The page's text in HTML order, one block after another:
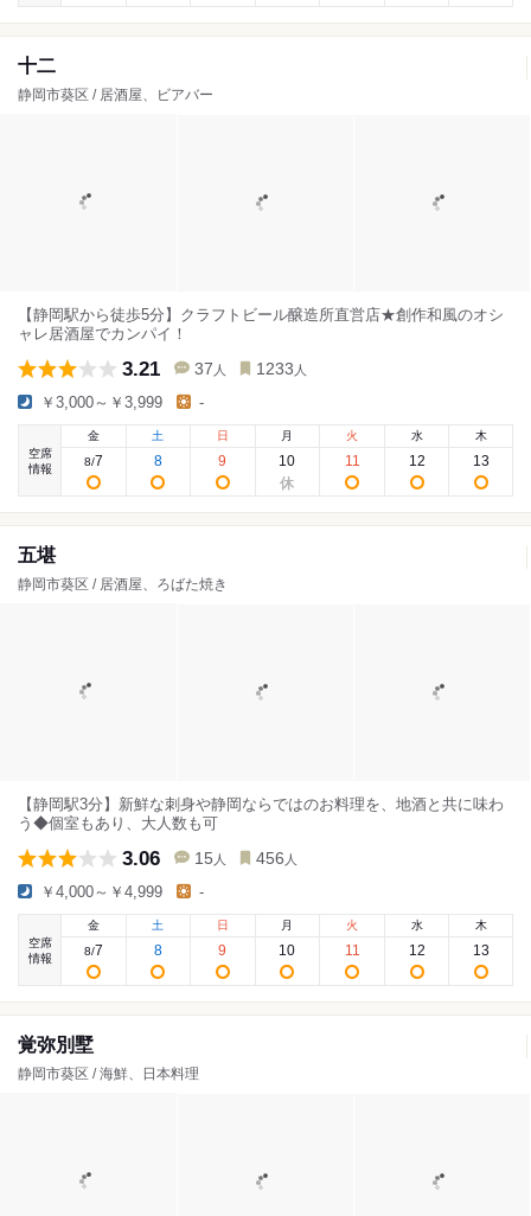
十二
静岡市葵区 / 居酒屋、ビアバー
【静岡駅から徒歩5分】クラフトビール醸造所直営店★創作和風のオシ
ャレ居酒屋でカンパイ！
3.21 37 人 1233 人
￥3,000～￥3,999 -
空席
情報
金
8/7
土
8
日
9
月
10
火
11
水
12
木
13
五堪
静岡市葵区 / 居酒屋、ろばた焼き
【静岡駅3分】新鮮な刺身や静岡ならではのお料理を、地酒と共に味わ
う◆個室もあり、大人数も可
3.06 15 人 456 人
￥4,000～￥4,999 -
空席
情報
金
8/7
土
8
日
9
月
10
火
11
水
12
木
13
覚弥別墅
静岡市葵区 / 海鮮、日本料理